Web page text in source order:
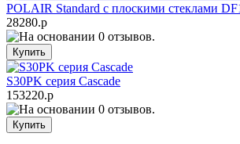
POLAIR Standard с плоскими стеклами
28280.р
S30PK серия Cascade
153220.р